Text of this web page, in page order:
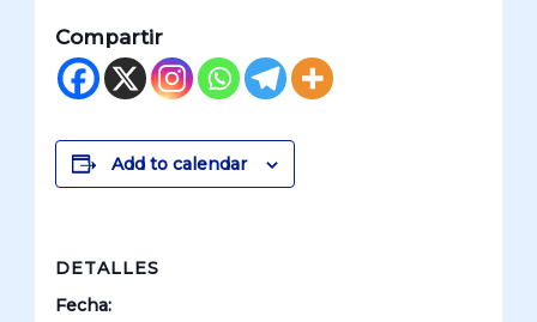
Compartir
Add to calendar
DETALLES
Fecha: